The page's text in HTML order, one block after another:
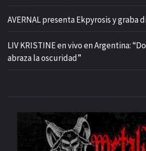
AVERNAL presenta Ekpyrosis y graba
LIV KRISTINE en vivo en Argentina:
abraza la oscuridad”